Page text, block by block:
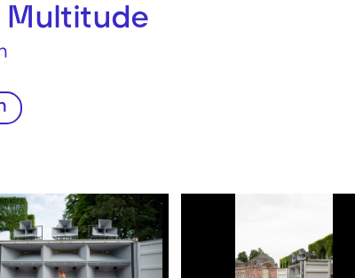
Multitude